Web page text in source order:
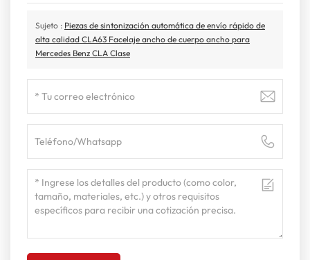
Sujeto : Piezas de sintonización automática de envío rápido de
alta calidad CLA63 Facelaje ancho de cuerpo ancho para
Mercedes Benz CLA Clase